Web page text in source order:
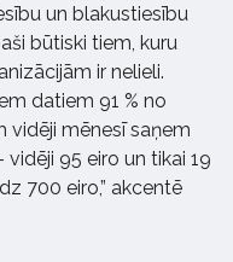
un blakustiesību
būtiski tiem, kuru
ir nelieli.
datiem 91 % no
vidēji mēnesī saņem
95 eiro un tikai 19
700 eiro,” akcentē